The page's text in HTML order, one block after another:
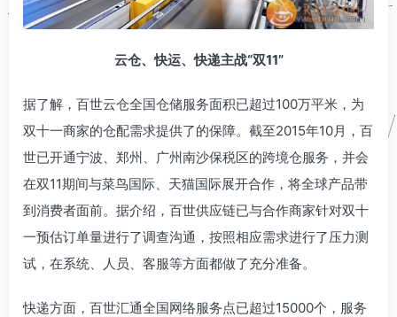
云仓、快运、快递主战“双11”
据了解，百世云仓全国仓储服务面积已超过100万平米，为
双十一商家的仓配需求提供了的保障。截至2015年10月，百
世已开通宁波、郑州、广州南沙保税区的跨境仓服务，并会
在双11期间与菜鸟国际、天猫国际展开合作，将全球产品带
到消费者面前。据介绍，百世供应链已与合作商家针对双十
一预估订单量进行了调查沟通，按照相应需求进行了压力测
试，在系统、人员、客服等方面都做了充分准备。
快递方面，百世汇通全国网络服务点已超过15000个，服务